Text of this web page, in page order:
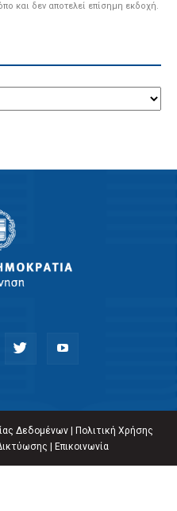
και δεν αποτελεί επίσημη εκδοχή.
Δεδομένων|
Πολιτική Χρήσης
Επικοινωνία